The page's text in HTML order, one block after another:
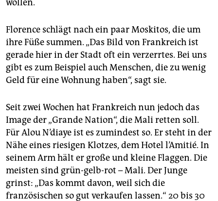
wollen.
Florence schlägt nach ein paar Moskitos, die um
ihre Füße summen. „Das Bild von Frankreich ist
gerade hier in der Stadt oft ein verzerrtes. Bei uns
gibt es zum Beispiel auch Menschen, die zu wenig
Geld für eine Wohnung haben“, sagt sie.
Seit zwei Wochen hat Frankreich nun jedoch das
Image der „Grande Nation“, die Mali retten soll.
Für Alou N’diaye ist es zumindest so. Er steht in der
Nähe eines riesigen Klotzes, dem Hotel l’Amitié. In
seinem Arm hält er große und kleine Flaggen. Die
meisten sind grün-gelb-rot – Mali. Der Junge
grinst: „Das kommt davon, weil sich die
französischen so gut verkaufen lassen.“ 20 bis 30